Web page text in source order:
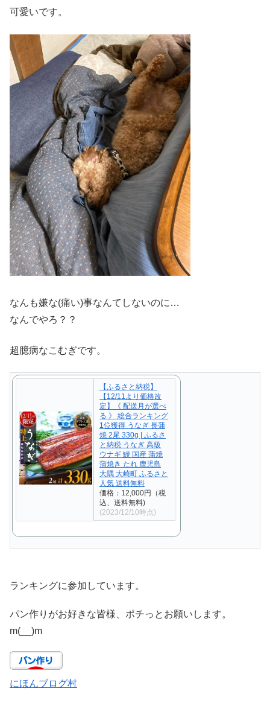
可愛いです。
なんも嫌な(痛い)事なんてしないのに…
なんでやろ？？
超臆病なこむぎです。
【ふるさと納税】
【12/11より価格改
定】《 配送月が選べ
る 》 総合ランキング
1位獲得 うなぎ 長蒲
焼 2尾 330g | ふるさ
と納税 うなぎ 高級
ウナギ 鰻 国産 蒲焼
蒲焼き たれ 鹿児島
大隅 大崎町 ふるさと
人気 送料無料
価格：12,000円（税
込、送料無料)
(2023/12/10時点)
ランキングに参加しています。
パン作りがお好きな皆様、ポチっとお願いします。
m(__)m
にほんブログ村